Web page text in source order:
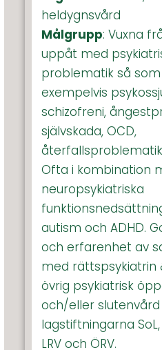
heldygnsvård
Målgrupp: Vuxna
uppåt med
problematik så som
exempelvis
schizofreni,
självskada, OCD,
Ofta i kombination
neuropsykiatriska
autism och ADHD.
och erfarenhet av
med rättspsykiatrin
övrig psykiatrisk
och/eller
lagstiftningarna SoL,
LRV och ÖRV.